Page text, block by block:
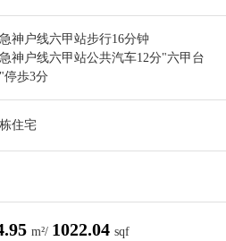
神户线六甲站步行16分钟
神户线六甲站公共汽车12分"六甲台
停歩3分
住宅
m²/ 1022.04 sqf